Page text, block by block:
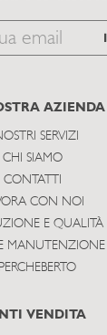
AZIENDA
SERVIZI
CHI SIAMO
CONTATTI
CON NOI
E QUALITÀ
MANUTENZIONE
VENDITA